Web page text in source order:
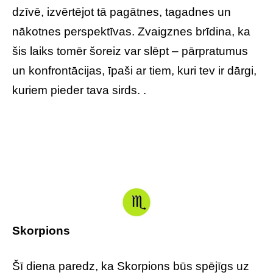
dzīvē, izvērtējot tā pagātnes, tagadnes un
nākotnes perspektīvas. Zvaigznes brīdina, ka
šis laiks tomēr šoreiz var slēpt – pārpratumus
un konfrontācijas, īpaši ar tiem, kuri tev ir dārgi,
kuriem pieder tava sirds. .
Skorpions
Šī diena paredz, ka Skorpions būs spējīgs uz